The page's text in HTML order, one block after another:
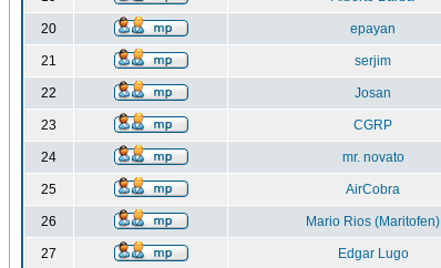
20 epayan
21 serjim
22 Josan
23 CGRP
24 mr. novato
25 AirCobra
26 Mario Rios (Maritofen)
27 Edgar Lugo